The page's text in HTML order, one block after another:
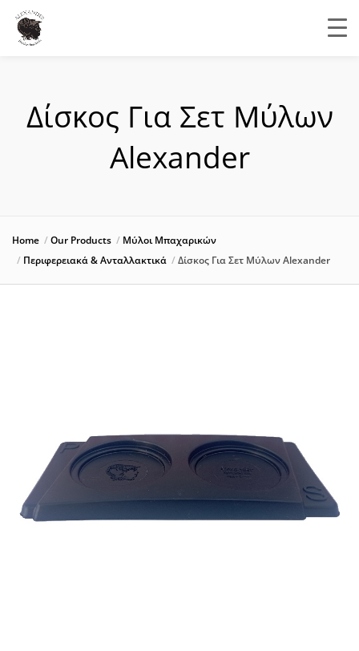
Δίσκος Για Σετ Μύλων
Alexander
Home Our Products
Μύλοι Μπαχαρικών
Περιφερειακά & Ανταλλακτικά
Δίσκος Για Σετ Μύλων Alexander